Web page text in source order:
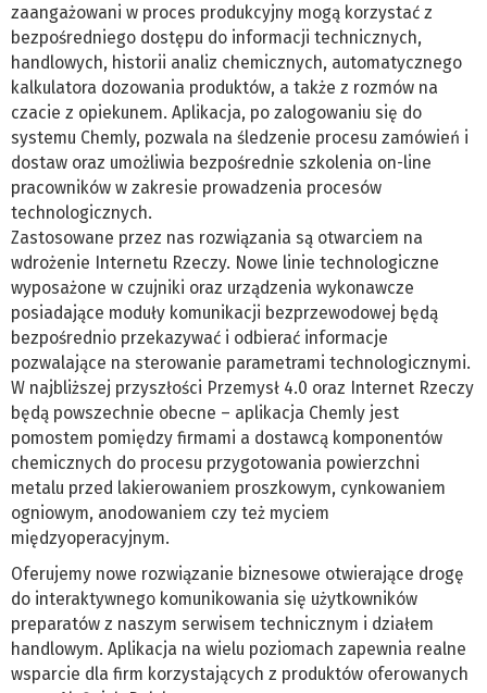
zaangażowani w proces produkcyjny mogą korzystać z
bezpośredniego dostępu do informacji technicznych,
handlowych, historii analiz chemicznych, automatycznego
kalkulatora dozowania produktów, a także z rozmów na
czacie z opiekunem. Aplikacja, po zalogowaniu się do
systemu Chemly, pozwala na śledzenie procesu zamówień i
dostaw oraz umożliwia bezpośrednie szkolenia on-line
pracowników w zakresie prowadzenia procesów
technologicznych.
Zastosowane przez nas rozwiązania są otwarciem na
wdrożenie Internetu Rzeczy. Nowe linie technologiczne
wyposażone w czujniki oraz urządzenia wykonawcze
posiadające moduły komunikacji bezprzewodowej będą
bezpośrednio przekazywać i odbierać informacje
pozwalające na sterowanie parametrami technologicznymi.
W najbliższej przyszłości Przemysł 4.0 oraz Internet Rzeczy
będą powszechnie obecne – aplikacja Chemly jest
pomostem pomiędzy firmami a dostawcą komponentów
chemicznych do procesu przygotowania powierzchni
metalu przed lakierowaniem proszkowym, cynkowaniem
ogniowym, anodowaniem czy też myciem
międzyoperacyjnym.
Oferujemy nowe rozwiązanie biznesowe otwierające drogę
do interaktywnego komunikowania się użytkowników
preparatów z naszym serwisem technicznym i działem
handlowym. Aplikacja na wielu poziomach zapewnia realne
wsparcie dla firm korzystających z produktów oferowanych